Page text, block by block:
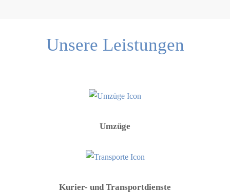
Unsere Leistungen
Umzüge
Kurier- und Transportdienste